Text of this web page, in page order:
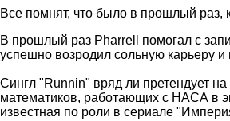
Все помнят, что было в прошлый раз,
В прошлый раз Pharrell помогал с
успешно возродил сольную карьеру
Сингл "Runnin" вряд ли претендует
математиков, работающих с НАСА в
известная по роли в сериале